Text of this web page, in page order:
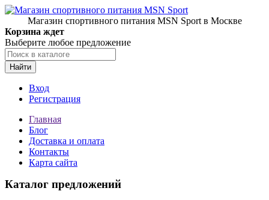
Магазин спортивного питания MSN Sport в Москве
Корзина ждет
Выберите любое предложение
Найти
Вход
Регистрация
Главная
Блог
Доставка и оплата
Контакты
Карта сайта
Каталог предложений